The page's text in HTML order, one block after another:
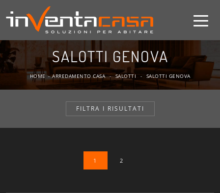
SALOTTI GENOVA
HOME - ARREDAMENTO CASA - SALOTTI - SALOTTI GENOVA
FILTRA I RISULTATI
1 2